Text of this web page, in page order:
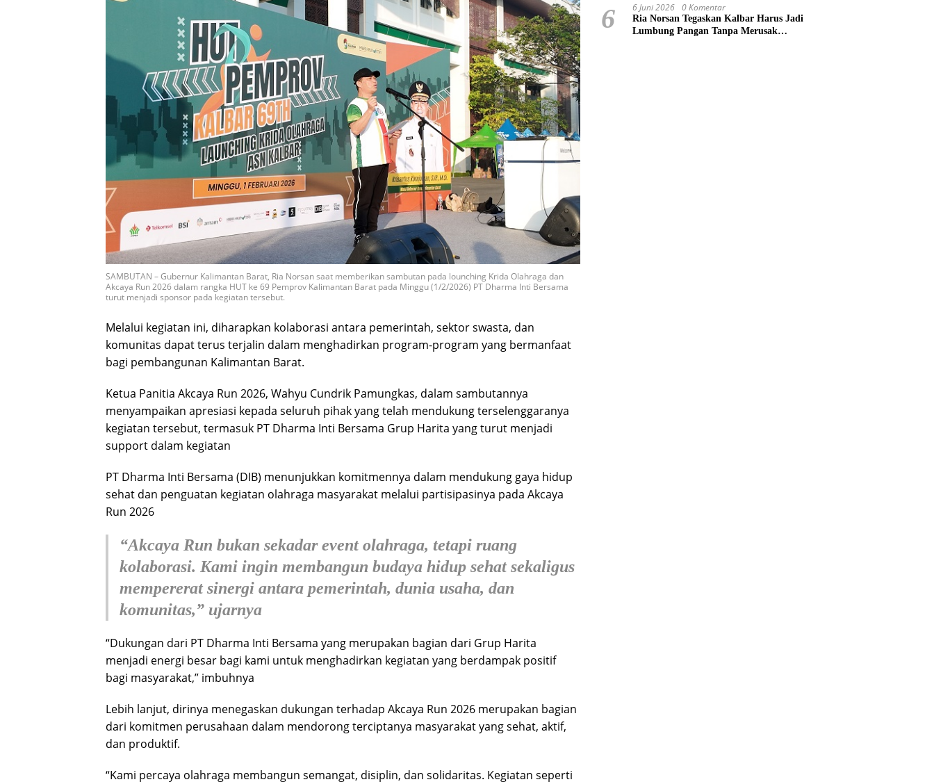
SAMBUTAN – Gubernur Kalimantan Barat, Ria Norsan saat memberikan sambutan pada lounching Krida Olahraga dan
Akcaya Run 2026 dalam rangka HUT ke 69 Pemprov Kalimantan Barat pada Minggu (1/2/2026) PT Dharma Inti Bersama
turut menjadi sponsor pada kegiatan tersebut.
Melalui kegiatan ini, diharapkan kolaborasi antara pemerintah, sektor swasta, dan
komunitas dapat terus terjalin dalam menghadirkan program-program yang bermanfaat
bagi pembangunan Kalimantan Barat.
Ketua Panitia Akcaya Run 2026, Wahyu Cundrik Pamungkas, dalam sambutannya
menyampaikan apresiasi kepada seluruh pihak yang telah mendukung terselenggaranya
kegiatan tersebut, termasuk PT Dharma Inti Bersama Grup Harita yang turut menjadi
support dalam kegiatan
PT Dharma Inti Bersama (DIB) menunjukkan komitmennya dalam mendukung gaya hidup
sehat dan penguatan kegiatan olahraga masyarakat melalui partisipasinya pada Akcaya
Run 2026
“Akcaya Run bukan sekadar event olahraga, tetapi ruang
kolaborasi. Kami ingin membangun budaya hidup sehat sekaligus
mempererat sinergi antara pemerintah, dunia usaha, dan
komunitas,” ujarnya
“Dukungan dari PT Dharma Inti Bersama yang merupakan bagian dari Grup Harita
menjadi energi besar bagi kami untuk menghadirkan kegiatan yang berdampak positif
bagi masyarakat,” imbuhnya
Lebih lanjut, dirinya menegaskan dukungan terhadap Akcaya Run 2026 merupakan bagian
dari komitmen perusahaan dalam mendorong terciptanya masyarakat yang sehat, aktif,
dan produktif.
“Kami percaya olahraga membangun semangat, disiplin, dan solidaritas. Kegiatan seperti
6 6 Juni 2026 0 Komentar
Ria Norsan Tegaskan Kalbar Harus Jadi
Lumbung Pangan Tanpa Merusak